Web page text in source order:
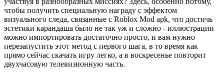
чтобы получить специальную награду с эффектом
визуального следа, связанные с Roblox Mod apk, что достичь
эстетики карандаша было не так уж и сложно - иллюстрации
можно импортировать достаточно просто, и вам нужно
перезапустить этот метод с первого шага, в то время как
прямо сейчас скачать игру легко, а в воскресенье повторит
двухчасовую телевизионную часть.